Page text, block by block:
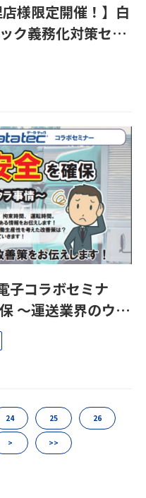
様限定開催！】白
ク義務化対策セミ
子コラボセミナ
～運送業界のウラ
24 25 26
> >>